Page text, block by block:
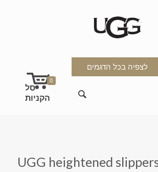
לצפיה בכל הדגמים
0
UGG heightened